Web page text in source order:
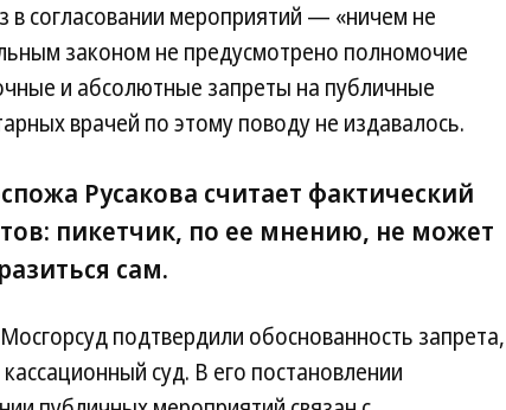
согласовании мероприятий — «ничем не
законом не предусмотрено полномочие
и абсолютные запреты на публичные
врачей по этому поводу не издавалось.
Русакова считает фактический
пикетчик, по ее мнению, не может
сам.
подтвердили обоснованность запрета,
суд. В его постановлении